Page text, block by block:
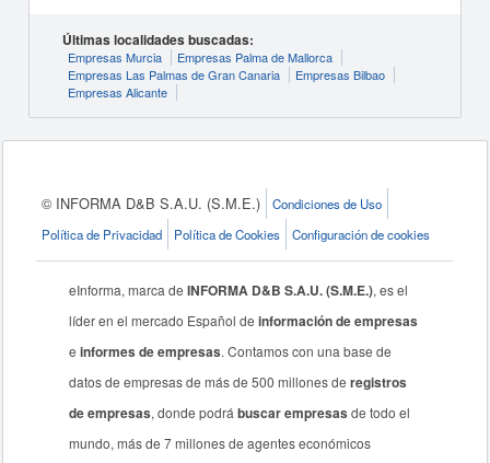
Últimas localidades buscadas:
Empresas Murcia
Empresas Palma de Mallorca
Empresas Las Palmas de Gran Canaria
Empresas Bilbao
Empresas Alicante
© INFORMA D&B S.A.U. (S.M.E.)
Condiciones de Uso
Política de Privacidad
Política de Cookies Configuración de cookies
eInforma, marca deINFORMA D&B S.A.U. (S.M.E.), es el
líder en el mercado Español deinformación de empresas
einformes de empresas. Contamos con una base de
datos de empresas de más de 500 millones deregistros
de empresas, donde podrábuscar empresas de todo el
mundo, más de 7 millones de agentes económicos